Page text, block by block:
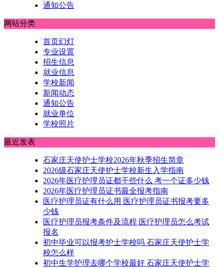
通知公告
网站分类
首页幻灯
专业设置
招生信息
就业信息
学校新闻
新闻动态
通知公告
就业单位
学校照片
最近发表
石家庄天使护士学校2026年秋季招生简章
2026级石家庄天使护士学校新生入学指南
2026年医疗护理员证都干些什么 考一个证多少钱
2026年医疗护理员证书最全报考指南
医疗护理员证有什么用 医疗护理员证书报考要多
少钱
医疗护理员报考条件及流程 医疗护理员怎么考试
报名
初中毕业可以报考护士学校吗 石家庄天使护士学
校怎么样
初中生学护理去哪个学校最好 石家庄天使护士学